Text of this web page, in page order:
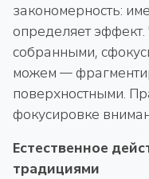
закономерность:
определяет
собранными,
можем —
поверхностными.
фокусировке
Естественное
традициями